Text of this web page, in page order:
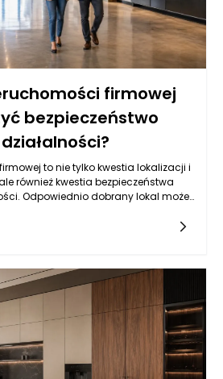
firmowej
bezpieczeństwo
to nie tylko kwestia lokalizacji i
również kwestia bezpieczeństwa
Odpowiednio dobrany lokal może
własnej nieruchomości wiąże się
rozwojowych. Przemiana z lokalu
nie tylko daje pewność, że nie
na rynek, ale również pozwala na
w której realizujemy nasze
to także większą elastyczność przy
pomieszczeń do zmieniających się
perspektywie może przyczynić się
operacyjnej.